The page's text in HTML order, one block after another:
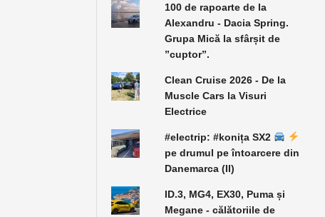
100 de rapoarte de la
Alexandru - Dacia Spring.
Grupa Mică la sfârșit de
”cuptor”.
Clean Cruise 2026 - De la
Muscle Cars la Visuri
Electrice
#electrip: #konița SX2
pe drumul pe întoarcere din
Danemarca (II)
ID.3, MG4, EX30, Puma și
Megane - călătoriile de